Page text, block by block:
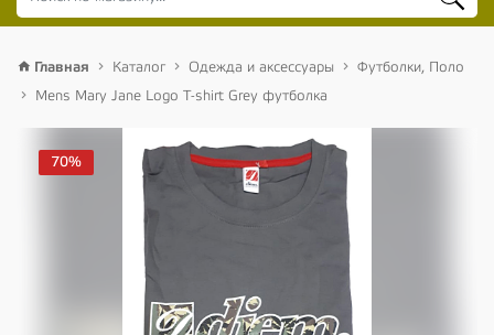
Главная Каталог Одежда и аксессуары
Футболки, Поло
Mens Mary Jane Logo T-shirt Grey футболка
70%